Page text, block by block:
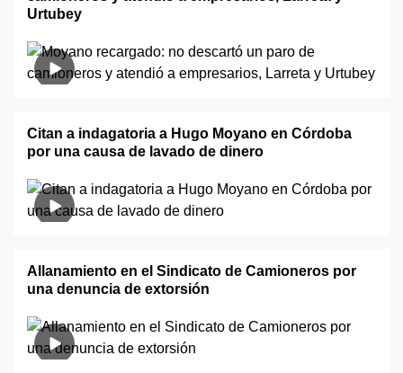
Urtubey
Citan a indagatoria a Hugo Moyano en Córdoba
por una causa de lavado de dinero
Allanamiento en el Sindicato de Camioneros por
una denuncia de extorsión